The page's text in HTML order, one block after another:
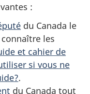
:
du Canada le
les
et cahier de
si vous ne
.
du Canada tout